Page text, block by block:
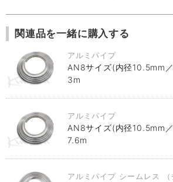
関連品を一緒に購入する
アルミパイプ
AN8サイズ(内径10.5mm
3m
アルミパイプ
AN8サイズ(内径10.5mm
7.6m
アルミパイプ シームレス （